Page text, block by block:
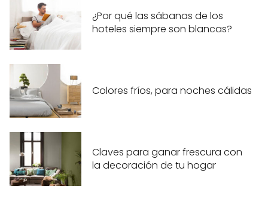
¿Por qué las sábanas de los
hoteles siempre son blancas?
Colores fríos, para noches cálidas
Claves para ganar frescura con
la decoración de tu hogar